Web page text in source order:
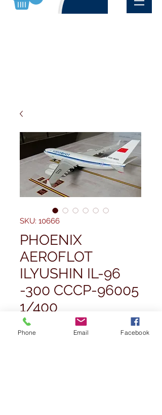
SKU: 10666
PHOENIX
AEROFLOT
ILYUSHIN IL-96
-300 CCCP-96005
1/400
124,99 £Pris
Phone Email Facebook